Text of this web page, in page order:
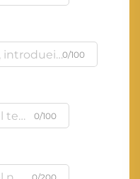
0/100
0/100